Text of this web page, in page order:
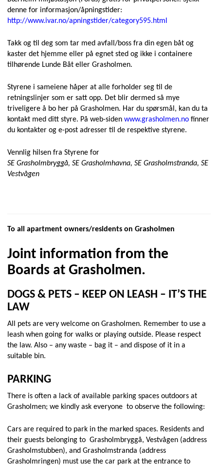
denne for informasjon/åpningstider:
http://www.ivar.no/apningstider/category595.html
Takk og til deg som tar med avfall/boss fra din egen båt og
kaster det hjemme eller på egnet sted og ikke i containere
tilhørende Lunde Båt eller Grasholmen.
Styrene i sameiene håper at alle forholder seg til de
retningslinjer som er satt opp. Det blir dermed så mye
triveligere å bo her på Grasholmen. Har du spørsmål, kan du ta
kontakt med ditt styre. På web-siden www.grasholmen.no finner
du kontakter og e-post adresser til de respektive styrene.
Vennlig hilsen fra Styrene for
SE Grasholmbryggå, SE Grasholmhavna, SE Grasholmstranda, SE
Vestvågen
To all apartment owners/residents on Grasholmen
Joint information from the
Boards at Grasholmen.
DOGS & PETS – KEEP ON LEASH – IT’S THE
LAW
All pets are very welcome on Grasholmen. Remember to use a
leash when going for walks or playing outside. Please respect
the law. Also – any waste – bag it – and dispose of it in a
suitable bin.
PARKING
There is often a lack of available parking spaces outdoors at
Grasholmen; we kindly ask everyone to observe the following:
Cars are required to park in the marked spaces. Residents and
their guests belonging to Grasholmbryggå, Vestvågen (address
Grasholmstubben), and Grasholmstranda (address
Grasholmringen) must use the car park at the entrance to